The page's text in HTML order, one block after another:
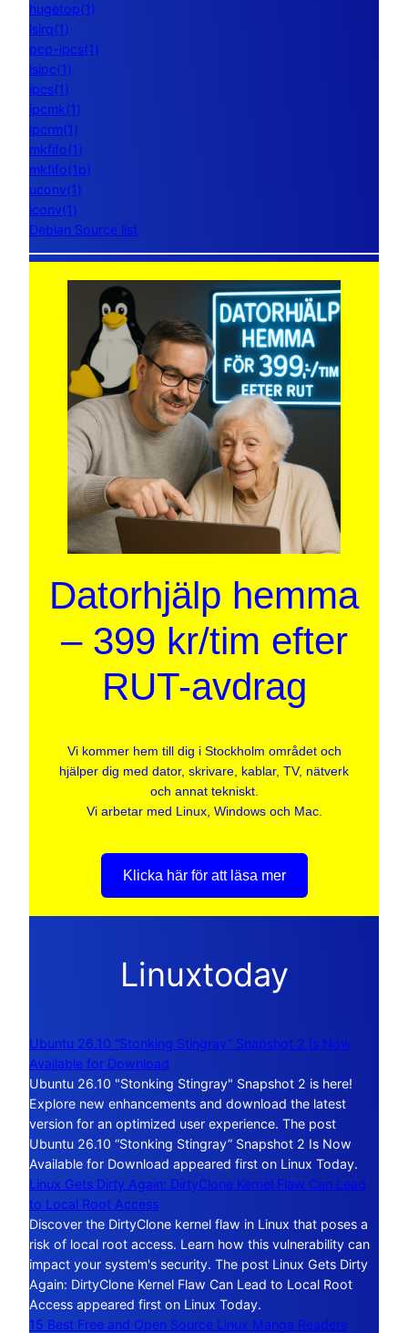
hugetop(1)
lsirq(1)
pcp-ipcs(1)
lsipc(1)
ipcs(1)
ipcmk(1)
ipcrm(1)
mkfifo(1)
mkfifo(1p)
uconv(1)
iconv(1)
Debian Source list
Datorhjälp hemma
– 399 kr/tim efter
RUT-avdrag
Vi kommer hem till dig i Stockholm området och
hjälper dig med dator, skrivare, kablar, TV, nätverk
och annat tekniskt.
Vi arbetar med Linux, Windows och Mac.
Klicka här för att läsa mer
Linuxtoday
Ubuntu 26.10 “Stonking Stingray” Snapshot 2 Is Now
Available for Download
Ubuntu 26.10 "Stonking Stingray" Snapshot 2 is here!
Explore new enhancements and download the latest
version for an optimized user experience. The post
Ubuntu 26.10 “Stonking Stingray” Snapshot 2 Is Now
Available for Download appeared first on Linux Today.
Linux Gets Dirty Again: DirtyClone Kernel Flaw Can Lead
to Local Root Access
Discover the DirtyClone kernel flaw in Linux that poses a
risk of local root access. Learn how this vulnerability can
impact your system's security. The post Linux Gets Dirty
Again: DirtyClone Kernel Flaw Can Lead to Local Root
Access appeared first on Linux Today.
15 Best Free and Open Source Linux Manga Readers